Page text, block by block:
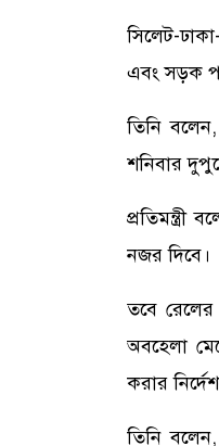
সিলেট-
এবং সড়ক
তিনি
শনিবার
প্রতিমন্ত্রী
নজর দিবে।
তবে রেলের
অবহেলা
করার
তিনি